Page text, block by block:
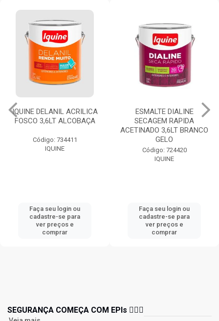
IQUINE DELANIL ACRILICA
FOSCO 3,6LT ALCOBAÇA
Código: 734411
IQUINE
Faça seu login ou
cadastre-se para
ver preços e
comprar
ESMALTE DIALINE
SECAGEM RAPIDA
ACETINADO 3,6LT BRANCO
GELO
Código: 724420
IQUINE
Faça seu login ou
cadastre-se para
ver preços e
comprar
SEGURANÇA COMEÇA COM EPIs 👷🏻‍♂️